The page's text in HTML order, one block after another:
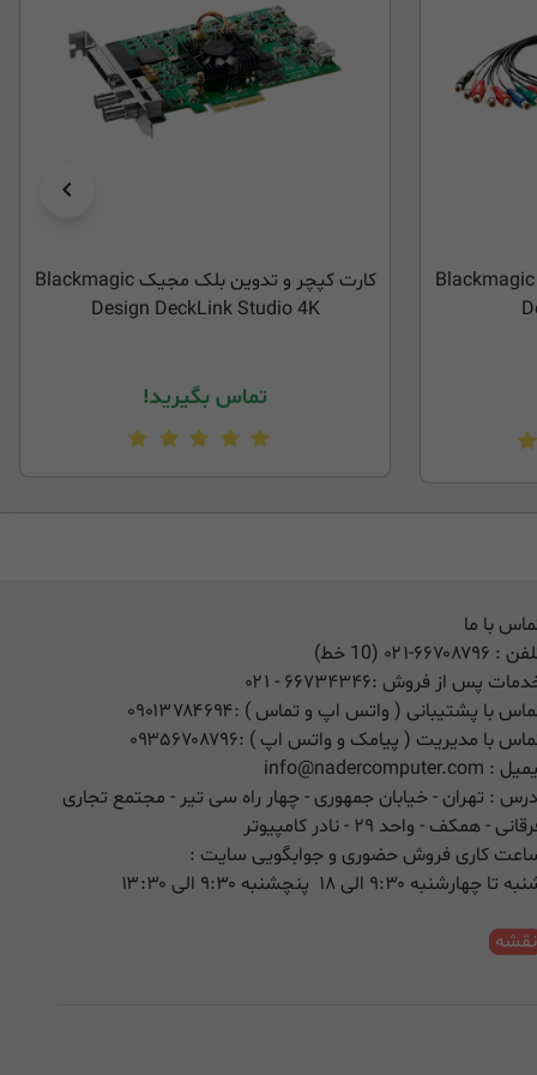
کارت کپچر و تدوین بلک مجیک Blackmagic
کارت کپچر و تدوین بلک مجیک Blackmagic
Design DeckLink Studio 4K
تماس بگیرید!
با ما
: ۰۲۱-۶۶۷۰۸۷۹۶ (10 خط)
پس از فروش :۶۶۷۳۴۳۴۶ - ۰۲۱
با پشتیبانی ( واتس اپ و تماس ) :۰۹۰۱۳۷۸۴۶۹۴
با مدیریت ( پیامک و واتس اپ ) :۰۹۳۵۶۷۰۸۷۹۶
:
info@nadercomputer.com
: تهران - خیابان جمهوری - چهار راه سی تیر - مجتمع تجاری
- همکف - واحد ۲۹ - نادر کامپیوتر
کاری فروش حضوری و جوابگویی سایت :
تا چهارشنبه ۹:۳۰ الی ۱۸ پنچشنبه ۹:۳۰ الی ۱۳:۳۰
نقشه